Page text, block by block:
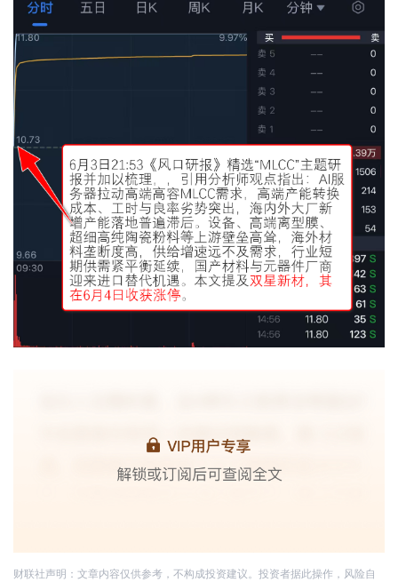
财联社声明：文章内容仅供参考，不构成投资建议。投资者据此操作，风险自